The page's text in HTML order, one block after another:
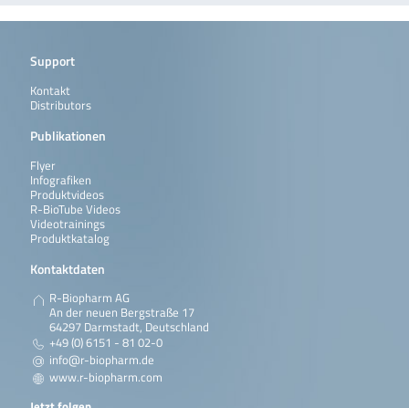
Support
Kontakt
Distributors
Publikationen
Flyer
Infografiken
Produktvideos
R-BioTube Videos
Videotrainings
Produktkatalog
Kontaktdaten
R-Biopharm AG
An der neuen Bergstraße 17
64297 Darmstadt, Deutschland
+49 (0) 6151 - 81 02-0
info@r-biopharm.de
www.r-biopharm.com